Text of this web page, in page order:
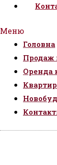
Меню
Головна
Продаж
Оренда